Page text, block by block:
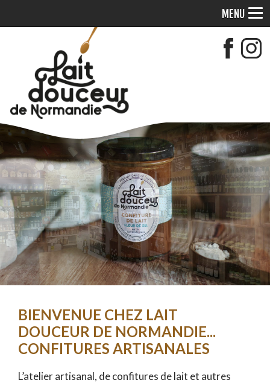
MENU
MAGASIN / SALON DE THÉ
DÉCOUVREZ ET DÉGUSTEZ NOS PRODUITS
BIENVENUE CHEZ LAIT
DOUCEUR DE NORMANDIE...
CONFITURES ARTISANALES
L’atelier artisanal, de confitures de lait et autres